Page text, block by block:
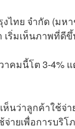
งไทย จำกัด (มห
เริ่มเห็นภาพที่ดี
าคมนี้โต 3-4%
ห็นว่าลูกค้าใช้จ่า
ายเพื่อการบริโ